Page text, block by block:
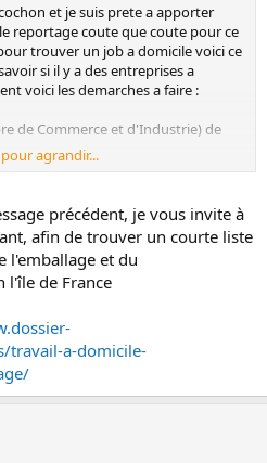
et je suis prete a apporter
reportage coute que coute pour ce
trouver un job a domicile voici ce
si il y a des entreprises a
voici les demarches a faire :
de Commerce et d'Industrie) de
aux entreprises
à façon.
» (annuaire d'entreprise).
la liste des entreprises avec ce
dont vous aurez noté les
si elles proposent du
sur le site suivant :
quelque chose merci de me le
agrandir...
précédent, je vous invite à
afin de trouver un courte liste
l'emballage et du
l'île de France
travail-a-domicile-